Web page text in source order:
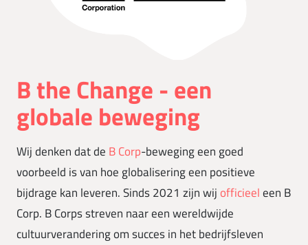
B the Change - een
globale beweging
Wij denken dat de B Corp-beweging een goed
voorbeeld is van hoe globalisering een positieve
bijdrage kan leveren. Sinds 2021 zijn wij officieeleen B
Corp. B Corps streven naar een wereldwijde
cultuurverandering om succes in het bedrijfsleven